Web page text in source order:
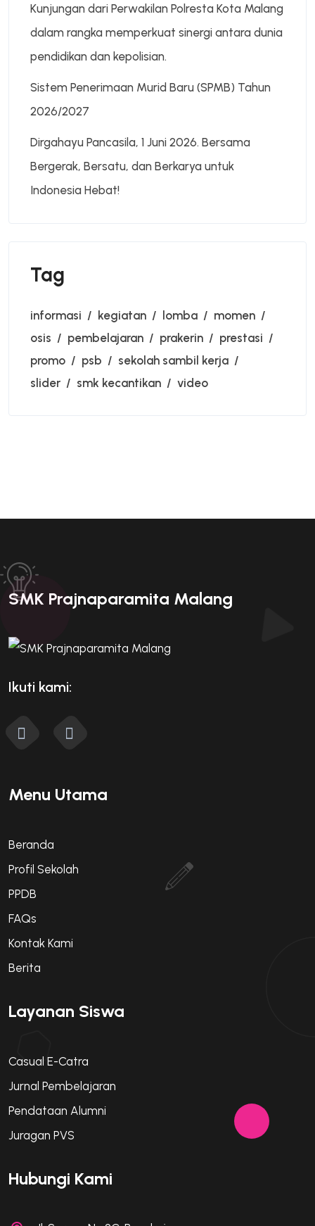
Kunjungan dari Perwakilan Polresta Kota Malang
dalam rangka memperkuat sinergi antara dunia
pendidikan dan kepolisian.
Sistem Penerimaan Murid Baru (SPMB) Tahun
2026/2027
Dirgahayu Pancasila, 1 Juni 2026. Bersama
Bergerak, Bersatu, dan Berkarya untuk
Indonesia Hebat!
Tag
informasi kegiatan lomba
momen
osis
pembelajaran prakerin
prestasi
promo
psb
sekolah sambil kerja
slider
smk kecantikan video
SMK Prajnaparamita Malang
Ikuti kami:
Menu Utama
Beranda
Profil Sekolah
PPDB
FAQs
Kontak Kami
Berita
Layanan Siswa
Casual E-Catra
Jurnal Pembelajaran
Pendataan Alumni
Juragan PVS
Hubungi Kami